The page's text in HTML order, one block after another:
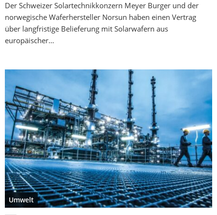
Der Schweizer Solartechnikkonzern Meyer Burger und der
norwegische Waferhersteller Norsun haben einen Vertrag
über langfristige Belieferung mit Solarwafern aus
europäischer…
Umwelt